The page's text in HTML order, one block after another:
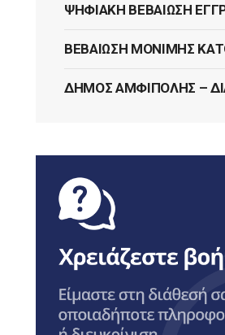
ΨΗΦΙΑΚΉ ΒΕΒΑΊΩΣΗ
ΒΕΒΑΊΩΣΗ ΜΌΝΙΜΗΣ
ΔΉΜΟΣ ΑΜΦΊΠΟΛΗΣ –